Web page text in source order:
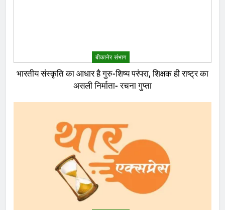
बीकानेर संभाग
भारतीय संस्कृति का आधार है गुरु-शिष्य परंपरा, शिक्षक ही राष्ट्र का
असली निर्माता- रचना गुप्ता